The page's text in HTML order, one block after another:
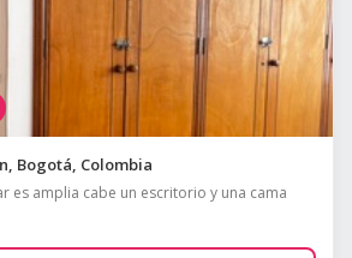
Bogotá, Colombia
es amplia cabe un escritorio y una cama